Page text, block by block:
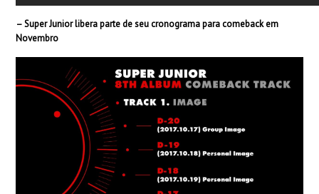
– Super Junior libera parte de seu cronograma para comeback em
Novembro